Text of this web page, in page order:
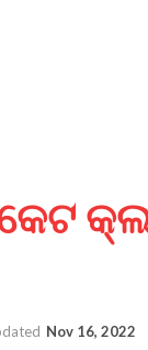
Nov 16, 2022